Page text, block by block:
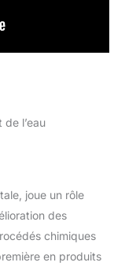
l’eau
joue un rôle
des
chimiques
en produits